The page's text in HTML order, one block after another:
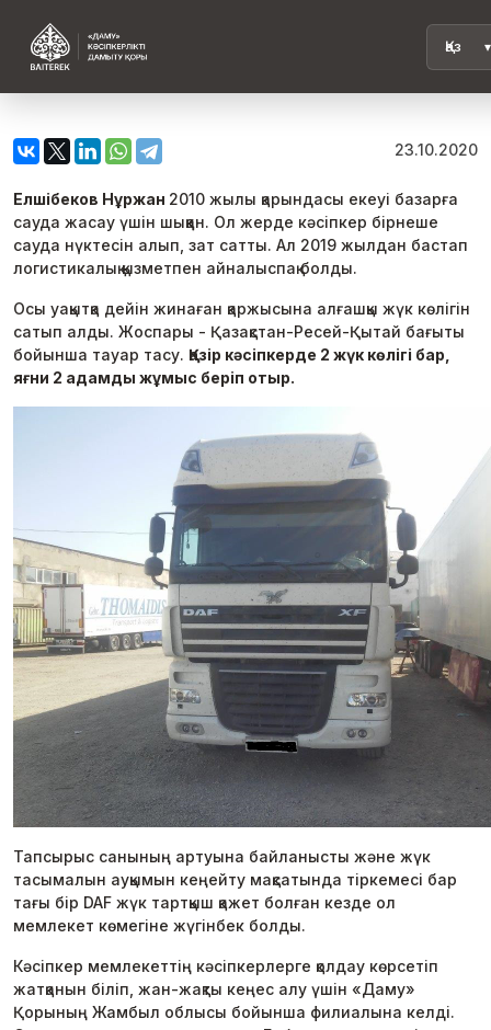
23.10.2020
Елшібеков Нұржан 2010 жылы қарындасы екеуі базарға
сауда жасау үшін шыққан. Ол жерде кәсіпкер бірнеше
сауда нүктесін алып, зат сатты. Ал 2019 жылдан бастап
логистикалық қызметпен айналыспақ болды.
Осы уақытқа дейін жинаған қаржысына алғашқы жүк көлігін
сатып алды. Жоспары - Қазақстан-Ресей-Қытай бағыты
бойынша тауар тасу. Қазір кәсіпкерде 2 жүк көлігі бар,
яғни 2 адамды жұмыс беріп отыр.
Тапсырыс санының артуына байланысты және жүк
тасымалын ауқымын кеңейту мақсатында тіркемесі бар
тағы бір DAF жүк тартқыш қажет болған кезде ол
мемлекет көмегіне жүгінбек болды.
Кәсіпкер мемлекеттің кәсіпкерлерге қолдау көрсетіп
жатқанын біліп, жан-жақты кеңес алу үшін «Даму»
Қорының Жамбыл облысы бойынша филиалына келді.